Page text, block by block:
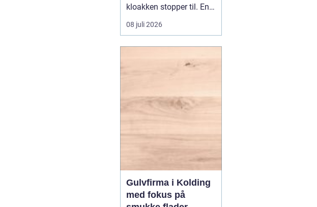
kloakken stopper til. En
systematisk
gennemgang af
ikke udvikler sig til større
08 juli 2026
Gulvfirma i Kolding
med fokus på